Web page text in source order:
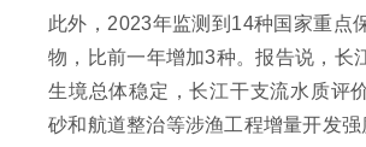
此外，2023年监测到14种国家重点
物，比前一年增加3种。报告说，长
生境总体稳定，长江干支流水质评
砂和航道整治等涉渔工程增量开发强